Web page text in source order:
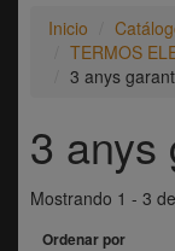
Inicio
TERMOS
3 anys
3 anys
Mostrando 1 - 3
Ordenar por